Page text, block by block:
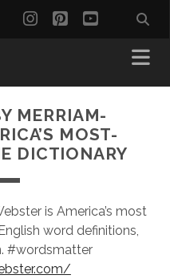
instagram
pinterest
youtube
MERRIAM-
MOST-
DICTIONARY
is America’s most
word definitions,
#wordsmatter